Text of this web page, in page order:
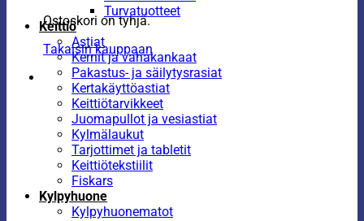
Ostoskori on tyhjä.
Takaisin kauppaan
Turvatuotteet
Keittiö
Astiat
Kernit ja vahakankaat
Pakastus- ja säilytysrasiat
Kertakäyttöastiat
Keittiötarvikkeet
Juomapullot ja vesiastiat
Kylmälaukut
Tarjottimet ja tabletit
Keittiötekstiilit
Fiskars
Kylpyhuone
Kylpyhuonematot